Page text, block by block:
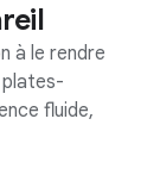
à le rendre
fluide,